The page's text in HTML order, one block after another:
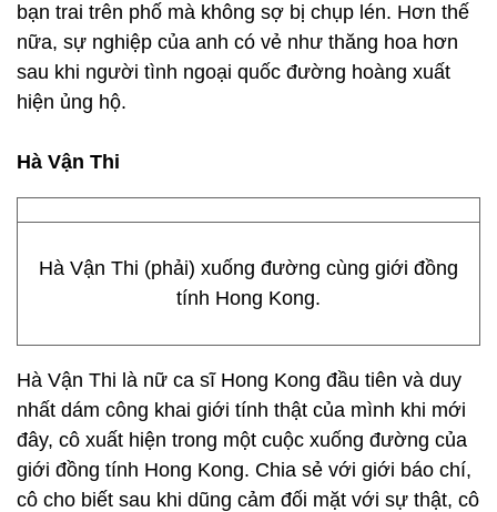
bạn trai trên phố mà không sợ bị chụp lén. Hơn thế
nữa, sự nghiệp của anh có vẻ như thăng hoa hơn
sau khi người tình ngoại quốc đường hoàng xuất
hiện ủng hộ.
Hà Vận Thi
Hà Vận Thi (phải) xuống đường cùng giới đồng
tính Hong Kong.
Hà Vận Thi là nữ ca sĩ Hong Kong đầu tiên và duy
nhất dám công khai giới tính thật của mình khi mới
đây, cô xuất hiện trong một cuộc xuống đường của
giới đồng tính Hong Kong. Chia sẻ với giới báo chí,
cô cho biết sau khi dũng cảm đối mặt với sự thật, cô